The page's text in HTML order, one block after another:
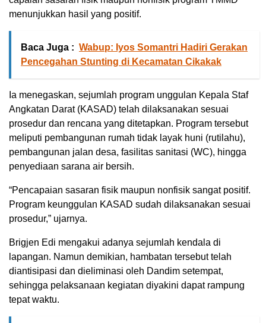
menunjukkan hasil yang positif.
Baca Juga : Wabup: Iyos Somantri Hadiri Gerakan
Pencegahan Stunting di Kecamatan Cikakak
Ia menegaskan, sejumlah program unggulan Kepala Staf
Angkatan Darat (KASAD) telah dilaksanakan sesuai
prosedur dan rencana yang ditetapkan. Program tersebut
meliputi pembangunan rumah tidak layak huni (rutilahu),
pembangunan jalan desa, fasilitas sanitasi (WC), hingga
penyediaan sarana air bersih.
“Pencapaian sasaran fisik maupun nonfisik sangat positif.
Program keunggulan KASAD sudah dilaksanakan sesuai
prosedur,” ujarnya.
Brigjen Edi mengakui adanya sejumlah kendala di
lapangan. Namun demikian, hambatan tersebut telah
diantisipasi dan dieliminasi oleh Dandim setempat,
sehingga pelaksanaan kegiatan diyakini dapat rampung
tepat waktu.